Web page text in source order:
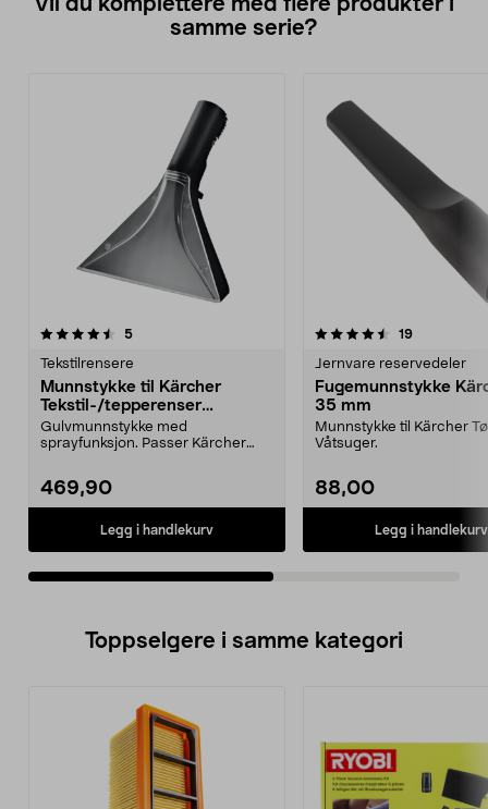
Vil du komplettere med flere produkter i
samme serie?
5anmeldelser
Tekstilrensere
Munnstykke til Kärcher
Tekstil-/tepperenser
SE5100/SE6100
Gulvmunnstykke med
sprayfunksjon. Passer Kärcher
469,90
Legg i handlekurv
4.5av 5 stjerner 19anmeldelser
Jernvare reservedeler
Fugemunnstykke
35 mm
Munnstykke til Kärcher
Våtsuger.
88,00
Legg i handlekurv
4.0av 5 stjerner
Toppselgere i samme kategori